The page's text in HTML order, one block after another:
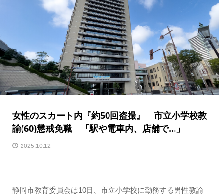
女性のスカート内『約50回盗撮』 市立小学校教
諭(60)懲戒免職 「駅や電車内、店舗で…」
2025.10.12
静岡市教育委員会は10日、市立小学校に勤務する男性教諭